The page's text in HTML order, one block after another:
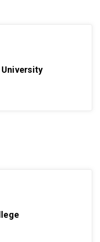
University